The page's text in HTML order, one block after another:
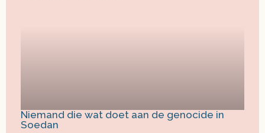
Niemand die wat doet aan de genocide in
Soedan